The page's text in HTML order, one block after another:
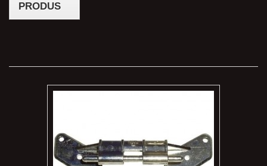
PRODUS